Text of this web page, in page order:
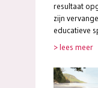
resultaat
zijn
educatieve
> lees meer